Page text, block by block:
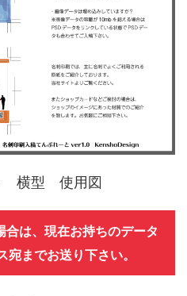
横型 使用図
は、現在お持ちのデータ
までお送り下さい。